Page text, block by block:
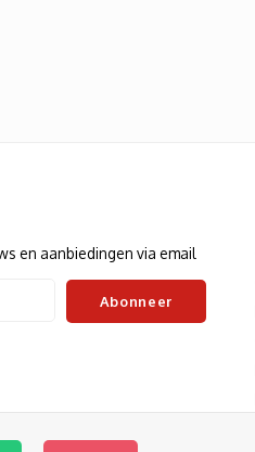
en aanbiedingen via email
Abonneer